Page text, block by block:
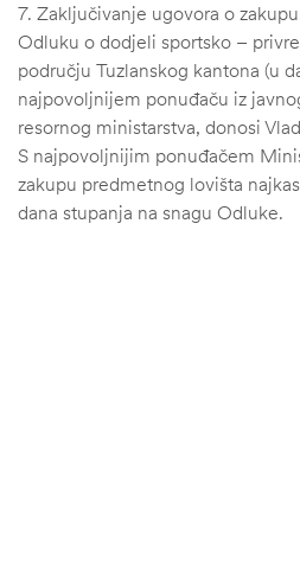
7. Zaključivanje ugovora o
Odluku o dodjeli sportsko –
području Tuzlanskog kantona (u
najpovoljnijem ponuđaču iz
resornog ministarstva, donosi
S najpovoljnijim ponuđačem
zakupu predmetnog lovišta
dana stupanja na snagu Odluke.